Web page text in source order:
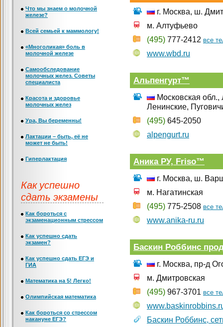
г. Москва, ш.
м. Алтуфьево
(495) 777-2412 все
www.wbd.ru
Альпенгурт™
Московская обл.,
Ленинские,
(495) 645-2050
alpengurt.ru
Аника РУ, Friso™
г. Москва, ш.
м. Нагатинская
(495) 775-2508 все
www.anika-ru.ru
Баскин Роббинс
г. Москва, пр-д
м. Дмитровская
(495) 967-3701 все
Баскин Роббинс,
Что мы знаем о молочной
железе?
Всей семьей к маммологу!
«Многоликая» боль в
молочной железе
Самообследование
молочных желез. Советы
специалиста
Красота и здоровье
молочных желез
Ура, Вы беременны!
Лактации – быть, её не
может не быть!
Гиперлактация
Как успешно
сдать экзамены
Как бороться с
экзаменационным стрессом
Как успешно сдать
экзамен?
Как успешно сдать ЕГЭ и
ГИА
Математика на 5! Легко!
Олимпийская математика
Как бороться со стрессом
накануне ЕГЭ?